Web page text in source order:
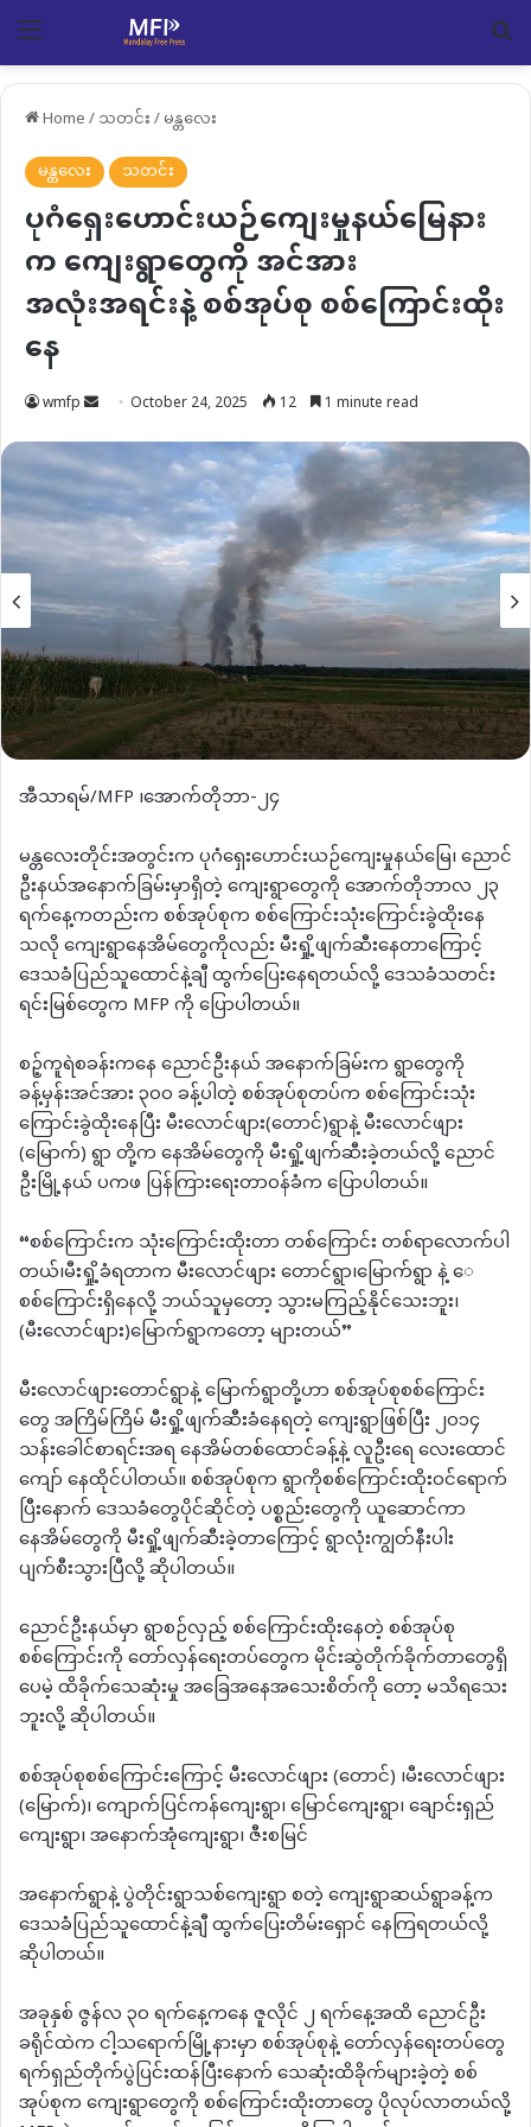
Menu
Home/သတင်း/မန္တလေး
မန္တလေး
သတင်း
ပုဂံရှေးဟောင်းယဉ်ကျေးမှုနယ်မြေနား
က ကျေးရွာတွေကို အင်အား
အလုံးအရင်းနဲ့ စစ်အုပ်စု စစ်ကြောင်းထိုး
နေ
wmfp Send
email
October 24, 2025 12 1 minute read
အီသာရမ်/MFP ၊အောက်တိုဘာ-၂၄
မန္တလေးတိုင်းအတွင်းက ပုဂံရှေးဟောင်းယဉ်ကျေးမှုနယ်မြေ၊ ညောင်
ဦးနယ်အနောက်ခြမ်းမှာရှိတဲ့ ကျေးရွာတွေကို အောက်တိုဘာလ ၂၃
ရက်နေ့ကတည်းက စစ်အုပ်စုက စစ်ကြောင်းသုံးကြောင်းခွဲ‌ထိုးနေ
သလို ကျေးရွာနေအိမ်တွေကိုလည်း မီးရှို့ဖျက်ဆီးနေတာကြောင့်
ဒေသခံပြည်သူထောင်နဲ့ချီ ထွက်ပြေးနေရတယ်လို့ ဒေသခံသတင်း
ရင်းမြစ်တွေက MFP ကို ပြောပါတယ်။
စဉ့်ကူရဲစခန်းကနေ ညောင်ဦးနယ် အနောက်ခြမ်းက ရွာတွေကို
ခန့်မှန်းအင်အား ၃၀၀ ခန့်ပါတဲ့ စစ်အုပ်စုတပ်က စစ်ကြောင်းသုံး
ကြောင်းခွဲထိုးနေပြီး မီးလောင်ဖျား(တောင်)ရွာနဲ့ မီးလောင်ဖျား
(မြောက်) ရွာ တို့က နေအိမ်တွေကို မီးရှို့ဖျက်ဆီးခဲ့တယ်လို့ ညောင်
ဦးမြို့နယ် ပကဖ ပြန်ကြားရေးတာဝန်ခံက ပြောပါတယ်။
“စစ်ကြောင်းက သုံးကြောင်းထိုးတာ တစ်ကြောင်း တစ်ရာလောက်ပါ
တယ်၊မီးရှို့ခံရတာက မီးလောင်ဖျား တောင်ရွာ၊မြောက်ရွာ နဲ့ ‌ေ
စစ်ကြောင်းရှိနေလို့ ဘယ်သူမှတော့ သွားမကြည့်နိုင်သေးဘူး၊
(မီးလောင်ဖျား)မြောက်ရွာကတော့ များတယ်”
မီးလောင်ဖျားတောင်ရွာနဲ့ မြောက်ရွာတို့ဟာ စစ်အုပ်စုစစ်ကြောင်း
တွေ အကြိမ်ကြိမ် မီးရှို့ဖျက်ဆီးခံနေရတဲ့ ကျေးရွာဖြစ်ပြီး ၂၀၁၄
သန်းခေါင်စာရင်းအရ နေအိမ်တစ်ထောင်ခန့်နဲ့ လူဦးရေ လေးထောင်
ကျော် နေထိုင်ပါတယ်။ စစ်အုပ်စုက ရွာကိုစစ်ကြောင်းထိုးဝင်ရောက်
ပြီးနောက် ဒေသခံတွေပိုင်ဆိုင်တဲ့ ပစ္စည်းတွေကို ယူဆောင်ကာ
နေအိမ်တွေကို မီးရှို့ဖျက်ဆီးခဲ့တာကြောင့် ရွာလုံးကျွတ်နီးပါး
ပျက်စီးသွားပြီလို့ ဆိုပါတယ်။
ညောင်ဦးနယ်မှာ ရွာစဉ်လှည့် စစ်ကြောင်းထိုးနေတဲ့ စစ်အုပ်စု
စစ်ကြောင်းကို တော်လှန်ရေးတပ်တွေက မိုင်းဆွဲတိုက်ခိုက်တာတွေရှိ
ပေမဲ့ ထိခိုက်သေဆုံးမှု အခြေအနေအသေးစိတ်ကို တော့ မသိရသေး
ဘူးလို့ ဆိုပါတယ်။
စစ်အုပ်စုစစ်ကြောင်းကြောင့် မီးလောင်ဖျား (တောင်) ၊မီးလောင်ဖျား
(မြောက်)၊ ကျောက်ပြင်ကန်ကျေးရွာ၊ မြောင်ကျေးရွာ၊ ချောင်းရှည်
ကျေးရွာ၊ အနောက်အုံကျေးရွာ၊ ဇီးစမြင်
အနောက်ရွာနဲ့ ပွဲတိုင်းရွာသစ်ကျေးရွာ စတဲ့ ကျေးရွာ‌ဆယ်ရွာခန့်က
ဒေသခံပြည်သူထောင်နဲ့ချီ ထွက်ပြေးတိမ်းရှောင် နေကြရတယ်လို့
ဆိုပါတယ်။
အခုနှစ် ဇွန်လ ၃၀ ရက်နေ့ကနေ ဇူလိုင် ၂ ရက်နေ့အထိ ညောင်ဦး
ခရိုင်ထဲက ငါ့သရောက်မြို့နားမှာ စစ်အုပ်စုနဲ့ တော်လှန်ရေးတပ်တွေ
ရက်ရှည်တိုက်ပွဲပြင်းထန်ပြီးနောက် သေဆုံးထိခိုက်များခဲ့တဲ့ စစ်
အုပ်စုက ကျေးရွာတွေကို စစ်ကြောင်းထိုးတာတွေ ပိုလုပ်လာတယ်လို့